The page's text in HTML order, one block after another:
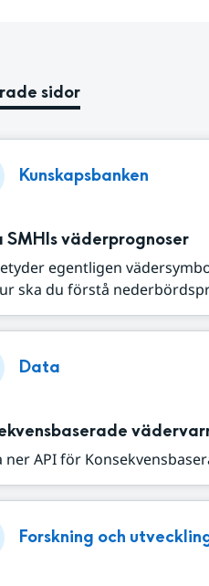
sidor
Kunskapsbanken
SMHIs väderprognoser
egentligen
ska du förstå
Data
ner API för
Forskning och